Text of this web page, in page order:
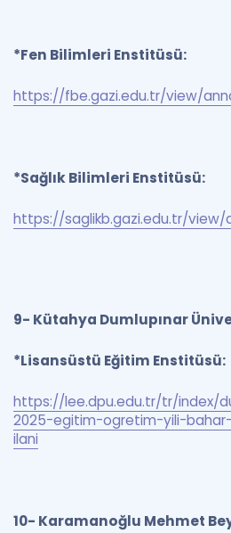
*Fen Bilimleri Enstitüsü:
https://fbe.gazi.edu.tr/view/
*Sağlık Bilimleri Enstitüsü:
https://saglikb.gazi.edu.tr/view/
9- Kütahya Dumlupınar
*Lisansüstü Eğitim Enstitüsü:
https://lee.dpu.edu.tr/tr/index/
2025-egitim-ogretim-yili-
ilani
10- Karamanoğlu Mehmet